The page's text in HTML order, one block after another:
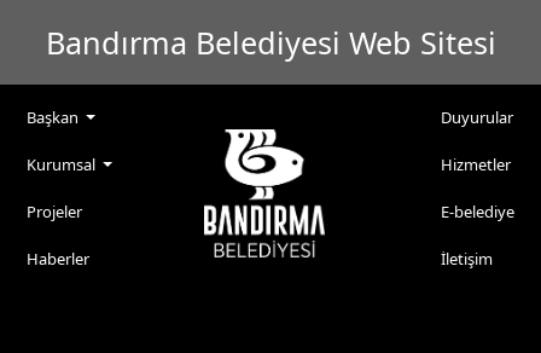
Bandırma Belediyesi Web Sitesi
Başkan
Kurumsal
Projeler
Haberler
Duyurular
Hizmetler
E-belediye
İletişim